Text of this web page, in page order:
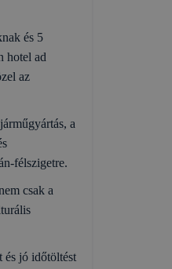
és 5
hotel ad
az
a
félszigetre.
csak a
és jó időtöltést